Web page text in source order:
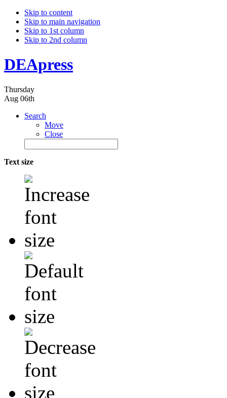
Skip to content
Skip to main navigation
Skip to 1st column
Skip to 2nd column
DEApress
Thursday
Aug 06th
Search
Move
Close
Text size